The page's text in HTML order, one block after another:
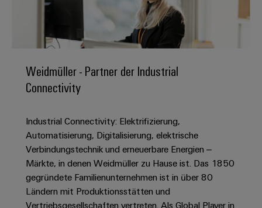
Datencenter
und
Produkte
für
effizient,
zuverlässig,
skalierbar
Energiespeicher
Lösungen
und
Produkte
Anschlusstechnologie
DC-
u-
OS
Computing
Industrial
5G
Single
Pair
Leiterplattenklemmen
Gehäusesysteme
und
komponenten
und
-
komponenten
Anschlussleitungen,
Patchkabel
und
Delivery
Beratung
und
digitale
Planung
easyConnect
-
Ihre
Promotionfahrzeug
Distribution
für
unsere
Partner
Vertrieb
Großhandelssuche
Weidmüller
Zahlen
Fakten
Unser
Nachhaltigkeit
Weidmüller
Academy
People
für
Berufserfahrene
Für
Werkstudententätigkeiten
Praktika
Abschlussarbeiten
Neuanfang
Weidmüller - Partner der Industrial
Connectivity
Industrial Connectivity: Elektrifizierung,
Automatisierung, Digitalisierung, elektrische
Verbindungstechnik und erneuerbare Energien –
Märkte, in denen Weidmüller zu Hause ist. Das 1850
gegründete Familienunternehmen ist in über 80
Ländern mit Produktionsstätten und
Vertriebsgesellschaften vertreten. Als Global Player in